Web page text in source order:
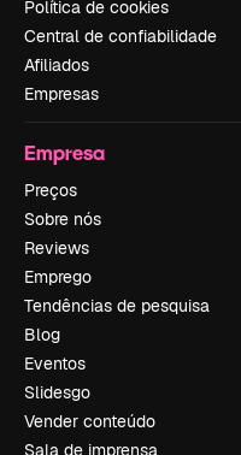
Política de cookies
Central de confiabilidade
Afiliados
Empresas
Empresa
Preços
Sobre nós
Reviews
Emprego
Tendências de pesquisa
Blog
Eventos
Slidesgo
Vender conteúdo
Sala de imprensa